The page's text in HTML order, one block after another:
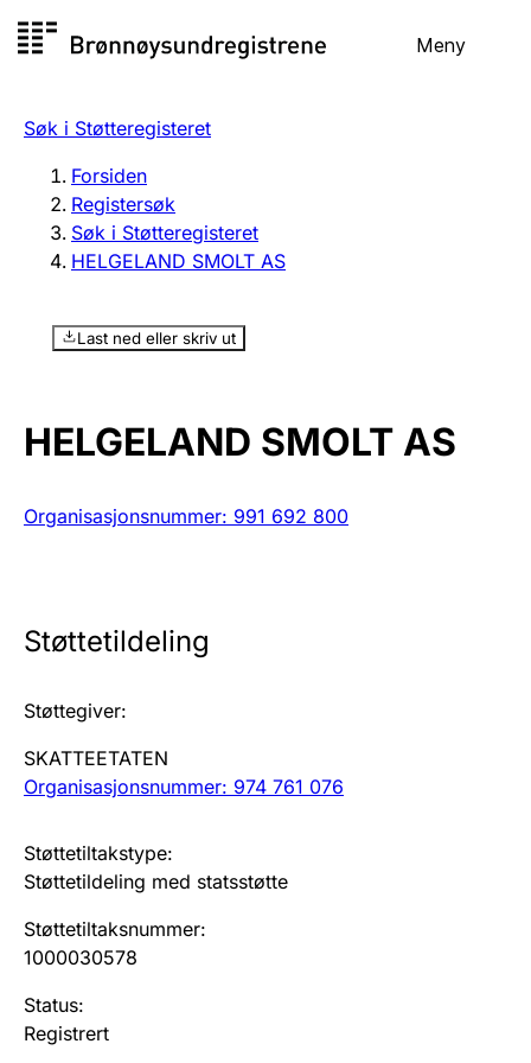
til
Meny
Registersøk
Aksjeselskap
Enkeltpersonforetak
Registrere, endre, slette
Jeger
Ektepaktveileder
Søk i Støtteregisteret
Forsiden
Registersøk
Søk i Støtteregisteret
HELGELAND SMOLT AS
Last ned eller skriv ut
HELGELAND SMOLT AS
Organisasjonsnummer: 991 692 800
Støttetildeling
Støttegiver:
SKATTEETATEN
Organisasjonsnummer: 974 761 076
Støttetiltakstype:
Støttetildeling med statsstøtte
Støttetiltaksnummer:
1000030578
Status:
Registrert